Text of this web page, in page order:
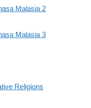
Malasia 2
Malasia 3
Religions